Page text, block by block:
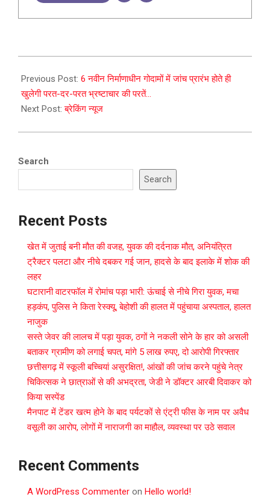
07-
06
Previous Post: 6 नवीन निर्माणाधीन गोदामों में जांच प्रारंभ होते ही
खुलेगी परत-दर-परत भ्रष्टाचार की परतें…
Next Post:ब्रेकिंग न्यूज
Search
Search
Recent Posts
खेत में जुताई बनी मौत की वजह, युवक की दर्दनाक मौत, अनियंत्रित
ट्रैक्टर पलटा और नीचे दबकर गई जान, हादसे के बाद इलाके में शोक की
लहर
घटारानी वाटरफॉल में रोमांच पड़ा भारी: ऊंचाई से नीचे गिरा युवक, मचा
हड़कंप, पुलिस ने किता रेस्क्यू, बेहोशी की हालत में पहुंचाया अस्पताल, हालत
नाजुक
सस्ते जेवर की लालच में पड़ा युवक, ठगों ने नकली सोने के हार को असली
बताकर ग्रामीण को लगाई चपत, मांगे 5 लाख रुपए, दो आरोपी गिरफ्तार
छत्तीसगढ़ में स्कूली बच्चियां असुरक्षित!, आंखों की जांच करने पहुंचे नेत्र
चिकित्सक ने छात्राओं से की अभद्रता, जेडी ने डॉक्टर आरबी दिवाकर को
किया सस्पेंड
मैनपाट में टेंडर खत्म होने के बाद पर्यटकों से एंट्री फीस के नाम पर अवैध
वसूली का आरोप, लोगों में नाराजगी का माहौल, व्यवस्था पर उठे सवाल
Recent Comments
A WordPress Commenter on Hello world!